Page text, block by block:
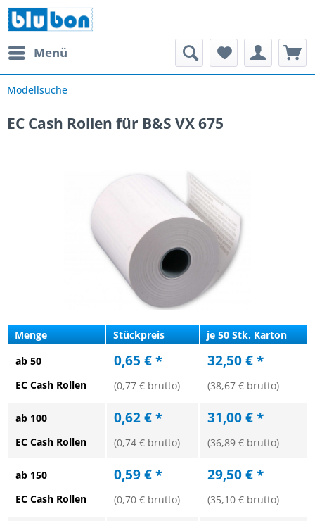
Menü
Modellsuche
EC Cash Rollen für B&S VX 675
Menge Stückpreis
je 50 Stk. Karton
ab 50
EC Cash Rollen
0,65 € *
(0,77 € brutto)
32,50 € *
(38,67 € brutto)
ab 100
EC Cash Rollen
0,62 € *
(0,74 € brutto)
31,00 € *
(36,89 € brutto)
ab 150
EC Cash Rollen
0,59 € *
(0,70 € brutto)
29,50 € *
(35,10 € brutto)